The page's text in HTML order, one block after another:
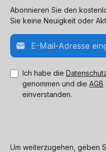
Abonnieren Sie den
Sie keine Neuigkeit oder
E-Mail-Adresse*
Ich habe die
genommen und die AGB
einverstanden.
Um weiterzugehen, geben